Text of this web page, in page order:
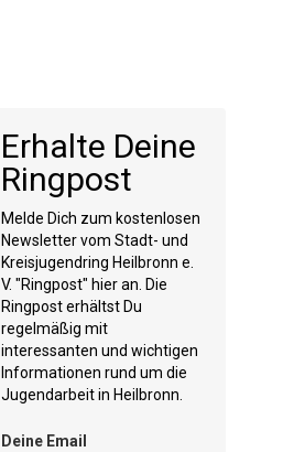
Erhalte Deine
Ringpost
Melde Dich zum kostenlosen
Newsletter vom Stadt- und
Kreisjugendring Heilbronn e.
V. "Ringpost" hier an. Die
Ringpost erhältst Du
regelmäßig mit
interessanten und wichtigen
Informationen rund um die
Jugendarbeit in Heilbronn.
Deine Email